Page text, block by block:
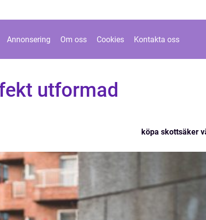
Annonsering Om oss Cookies Kontakta oss
utformad
köpa skottsäker